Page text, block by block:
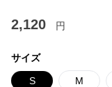
2,120 円
サイズ
S M